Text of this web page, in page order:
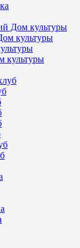
Дом культуры
культуры
культуры